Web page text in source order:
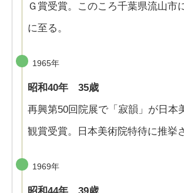
Ｇ賞受賞。このころ千葉県流山市
に至る。
1965年
昭和40年 35歳
再興第50回院展で「寂韻」が日本
観賞受賞。日本美術院特待に推挙
1969年